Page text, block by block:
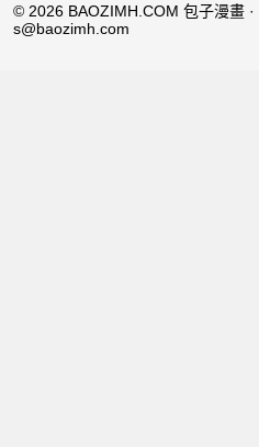
© 2026 BAOZIMH.COM 包子漫畫 ·
s@baozimh.com